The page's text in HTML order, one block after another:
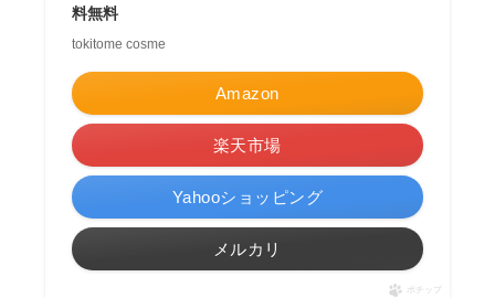
料無料
tokitome cosme
Amazon
楽天市場
Yahooショッピング
メルカリ
ポチップ